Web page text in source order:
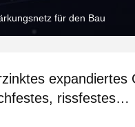
für den Bau
expandiertes
rissfestes
für den Bau